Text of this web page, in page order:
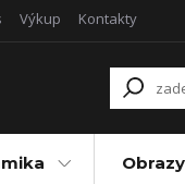
Výkup Kontakty